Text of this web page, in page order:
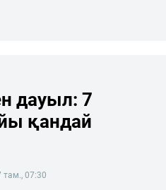
дауыл: 7
қандай
там., 07:30